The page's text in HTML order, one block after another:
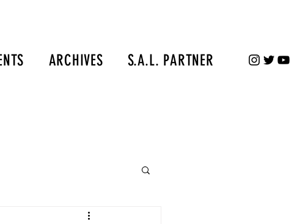
ARCHIVES
S.A.L. PARTNER